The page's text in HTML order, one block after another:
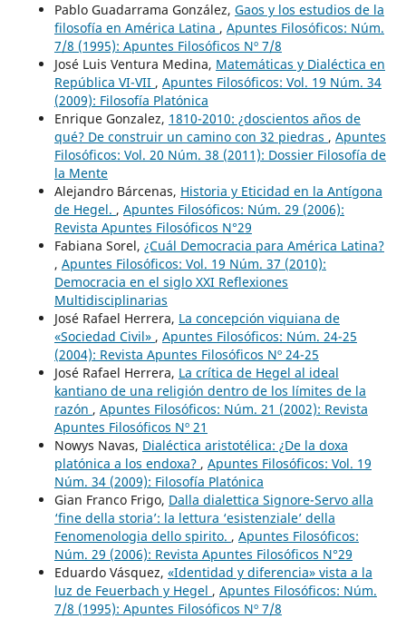
Pablo Guadarrama González, Gaos y los estudios de la
filosofía en América Latina , Apuntes Filosóficos: Núm.
7/8 (1995): Apuntes Filosóficos Nº 7/8
José Luis Ventura Medina, Matemáticas y Dialéctica en
República VI-VII , Apuntes Filosóficos: Vol. 19 Núm. 34
(2009): Filosofía Platónica
Enrique Gonzalez, 1810-2010: ¿doscientos años de
qué? De construir un camino con 32 piedras , Apuntes
Filosóficos: Vol. 20 Núm. 38 (2011): Dossier Filosofía de
la Mente
Alejandro Bárcenas, Historia y Eticidad en la Antígona
de Hegel. , Apuntes Filosóficos: Núm. 29 (2006):
Revista Apuntes Filosóficos N°29
Fabiana Sorel, ¿Cuál Democracia para América Latina?
, Apuntes Filosóficos: Vol. 19 Núm. 37 (2010):
Democracia en el siglo XXI Reflexiones
Multidisciplinarias
José Rafael Herrera, La concepción viquiana de
«Sociedad Civil» , Apuntes Filosóficos: Núm. 24-25
(2004): Revista Apuntes Filosóficos Nº 24-25
José Rafael Herrera, La crítica de Hegel al ideal
kantiano de una religión dentro de los límites de la
razón , Apuntes Filosóficos: Núm. 21 (2002): Revista
Apuntes Filosóficos Nº 21
Nowys Navas, Dialéctica aristotélica: ¿De la doxa
platónica a los endoxa? , Apuntes Filosóficos: Vol. 19
Núm. 34 (2009): Filosofía Platónica
Gian Franco Frigo, Dalla dialettica Signore-Servo alla
‘fine della storia’: la lettura ‘esistenziale’ della
Fenomenologia dello spirito. , Apuntes Filosóficos:
Núm. 29 (2006): Revista Apuntes Filosóficos N°29
Eduardo Vásquez, «Identidad y diferencia» vista a la
luz de Feuerbach y Hegel , Apuntes Filosóficos: Núm.
7/8 (1995): Apuntes Filosóficos Nº 7/8